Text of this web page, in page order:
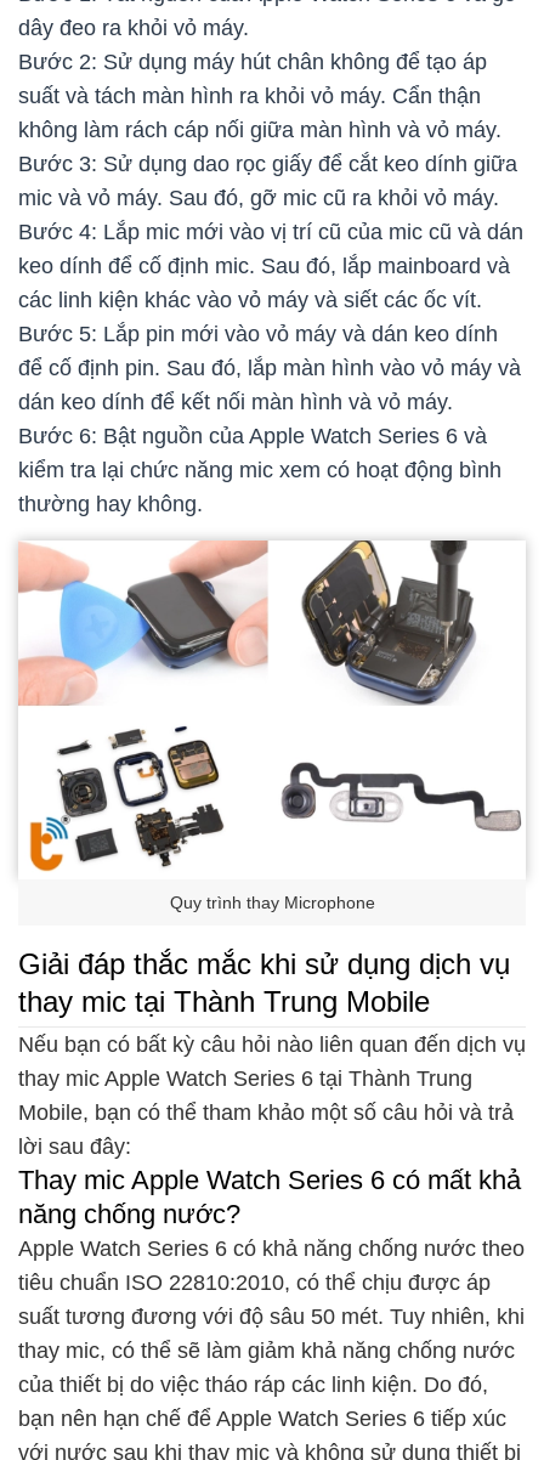
dây đeo ra khỏi vỏ máy.
Bước 2: Sử dụng máy hút chân không để tạo áp
suất và tách màn hình ra khỏi vỏ máy. Cẩn thận
không làm rách cáp nối giữa màn hình và vỏ máy.
Bước 3: Sử dụng dao rọc giấy để cắt keo dính giữa
mic và vỏ máy. Sau đó, gỡ mic cũ ra khỏi vỏ máy.
Bước 4: Lắp mic mới vào vị trí cũ của mic cũ và dán
keo dính để cố định mic. Sau đó, lắp mainboard và
các linh kiện khác vào vỏ máy và siết các ốc vít.
Bước 5: Lắp pin mới vào vỏ máy và dán keo dính
để cố định pin. Sau đó, lắp màn hình vào vỏ máy và
dán keo dính để kết nối màn hình và vỏ máy.
Bước 6: Bật nguồn của Apple Watch Series 6 và
kiểm tra lại chức năng mic xem có hoạt động bình
thường hay không.
Quy trình thay Microphone
Giải đáp thắc mắc khi sử dụng dịch vụ
thay mic tại Thành Trung Mobile
Nếu bạn có bất kỳ câu hỏi nào liên quan đến dịch vụ
thay mic Apple Watch Series 6 tại Thành Trung
Mobile, bạn có thể tham khảo một số câu hỏi và trả
lời sau đây:
Thay mic Apple Watch Series 6 có mất khả
năng chống nước?
Apple Watch Series 6 có khả năng chống nước theo
tiêu chuẩn ISO 22810:2010, có thể chịu được áp
suất tương đương với độ sâu 50 mét. Tuy nhiên, khi
thay mic, có thể sẽ làm giảm khả năng chống nước
của thiết bị do việc tháo ráp các linh kiện. Do đó,
bạn nên hạn chế để Apple Watch Series 6 tiếp xúc
với nước sau khi thay mic và không sử dụng thiết bị